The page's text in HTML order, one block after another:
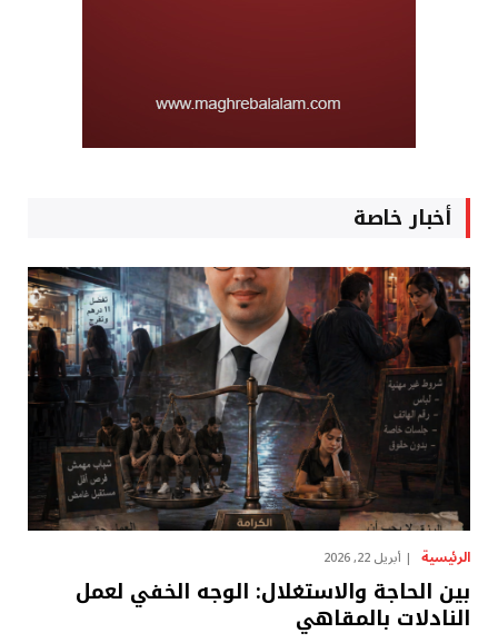
أخبار خاصة
الرئيسية أبريل 22, 2026
بين الحاجة والاستغلال: الوجه الخفي لعمل
النادلات بالمقاهي